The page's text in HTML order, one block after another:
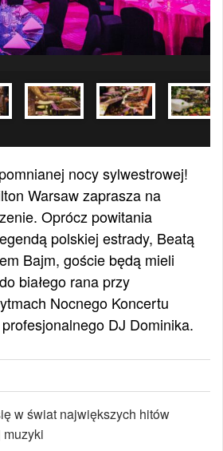
nocy sylwestrowej!
Warsaw zaprasza na
Oprócz powitania
polskiej estrady, Beatą
Bajm, goście będą mieli
białego rana przy
Nocnego Koncertu
DJ Dominika.
w świat największych hitów